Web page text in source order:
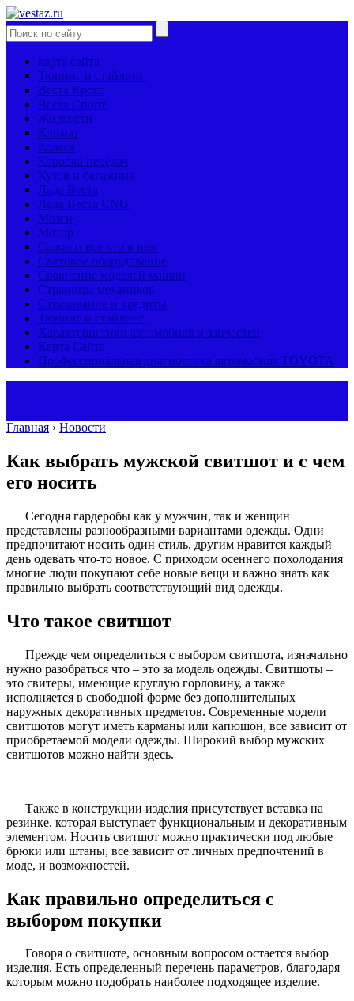
карта сайта
Тюнинг и стайлинг
Веста Кросс
Веста Спорт
Жидкости
Климат
Колеса
Коробка передач
Кузов и багажник
Лада Веста
Лада Веста CNG
Мозги
Мотор
Салон и все что в нем
Световое оборудование
Сравнение моделей машин
Страницы механиков
Страхование и кредиты
Тюнинг и стайлинг
Характеристики автомобиля и запчастей
Карта Сайта
Профессиональная диагностика автомобиля TOYOTA
Главная › Новости
Как выбрать мужской свитшот и с чем
его носить
Сегодня гардеробы как у мужчин, так и женщин
представлены разнообразными вариантами одежды. Одни
предпочитают носить один стиль, другим нравится каждый
день одевать что-то новое. С приходом осеннего похолодания
многие люди покупают себе новые вещи и важно знать как
правильно выбрать соответствующий вид одежды.
Что такое свитшот
Прежде чем определиться с выбором свитшота, изначально
нужно разобраться что – это за модель одежды. Свитшоты –
это свитеры, имеющие круглую горловину, а также
исполняется в свободной форме без дополнительных
наружных декоративных предметов. Современные модели
свитшотов могут иметь карманы или капюшон, все зависит от
приобретаемой модели одежды. Широкий выбор мужских
свитшотов можно найти здесь.
Также в конструкции изделия присутствует вставка на
резинке, которая выступает функциональным и декоративным
элементом. Носить свитшот можно практически под любые
брюки или штаны, все зависит от личных предпочтений в
моде, и возможностей.
Как правильно определиться с
выбором покупки
Говоря о свитшоте, основным вопросом остается выбор
изделия. Есть определенный перечень параметров, благодаря
которым можно подобрать наиболее подходящее изделие.